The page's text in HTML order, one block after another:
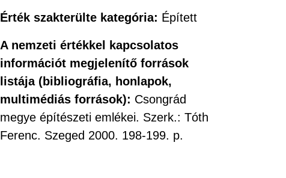
Érték szakterülte kategória: Épített
A nemzeti értékkel kapcsolatos
információt megjelenítő források
listája (bibliográfia, honlapok,
multimédiás források): Csongrád
megye építészeti emlékei. Szerk.: Tóth
Ferenc. Szeged 2000. 198-199. p.